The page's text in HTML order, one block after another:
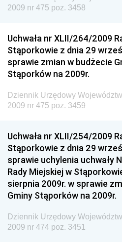
Dziennik Urzędowy
Chemicznego i Lekkiego
Dziennik Urzędowy
Gospodarki Żywnościowej
Dziennik Urzędowy Ministra
Społecznej
Dziennik Urzędowy Ministra
Dziennik Urzędowy Ministra
Budownictwa
Dziennik Urzędowy Ministra
Żeglugi Śródlądowej
Dziennik Urzędowy Ministra
Dziennik Urzędowy Ministra
2009 nr 475 poz. 3458
Uchwała nr XLII/264/2009
Stąporkowie z dnia 29
sprawie zmian w budżecie
Stąporków na 2009r.
Dziennik Urzędowy
2009 nr 475 poz. 3459
Uchwała nr XLII/254/2009
Stąporkowie z dnia 29
sprawie uchylenia uchwały
Rady Miejskiej w
sierpnia 2009r. w sprawie
Gminy Stąporków na 2009r.
Dziennik Urzędowy
2009 nr 474 poz. 3451